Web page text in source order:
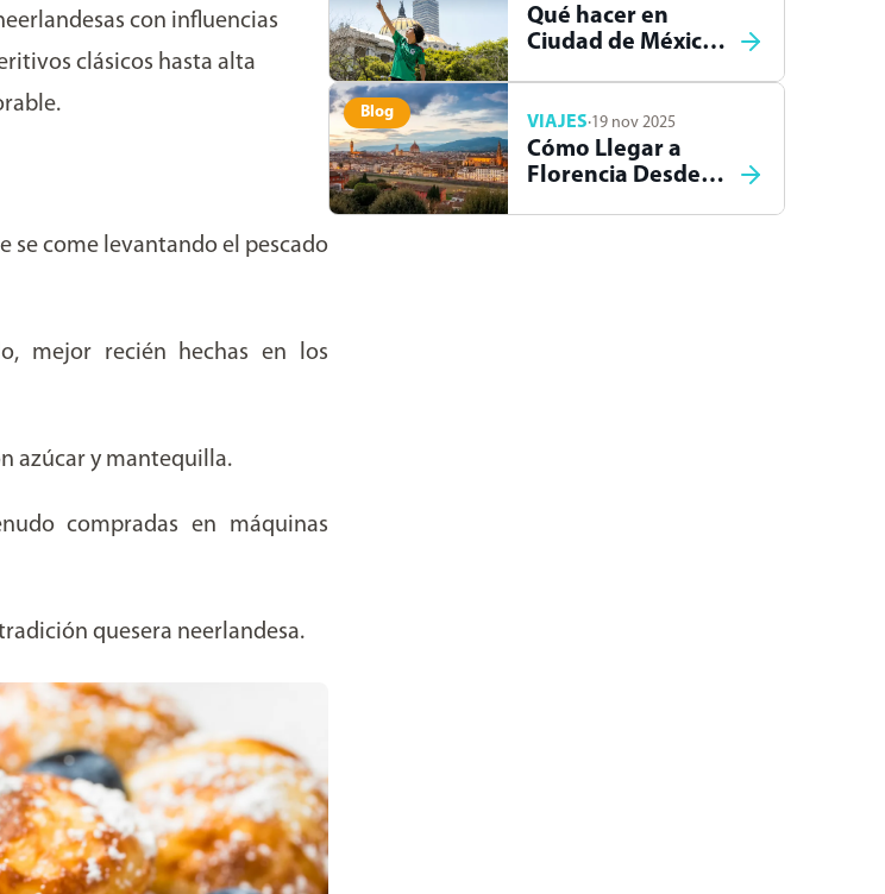
con influencias
clásicos hasta alta
se come levantando el pescado
mejor recién hechas en los
azúcar y mantequilla.
compradas en máquinas
quesera neerlandesa.
Qué hacer en
Ciudad de México
Blog
VIAJES·19 nov 2025
Cómo Llegar a
Florencia Desde